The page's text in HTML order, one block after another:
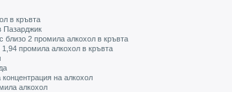
в кръвта
Пазарджик
близо 2 промила алкохол в кръвта
промила алкохол в кръвта
на алкохол
алкохол